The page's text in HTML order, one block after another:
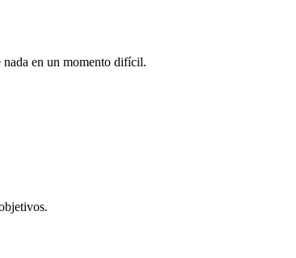
nada en un momento difícil.